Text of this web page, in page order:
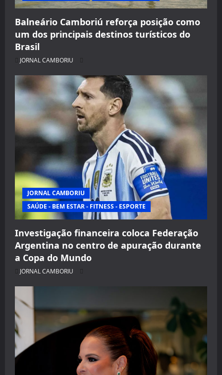
Balneário Camboriú reforça posição como
um dos principais destinos turísticos do
Brasil
JORNAL CAMBORIU
JORNAL CAMBORIU
SAÚDE - BEM ESTAR - FITNESS - ESPORTE
Investigação financeira coloca Federação
Argentina no centro de apuração durante
a Copa do Mundo
JORNAL CAMBORIU